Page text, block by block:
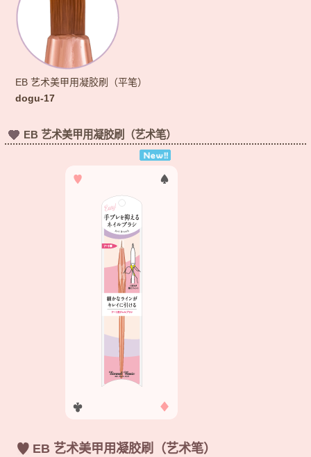
EB 艺术美甲用凝胶刷（平笔）
dogu-17
EB 艺术美甲用凝胶刷（艺术笔）
EB 艺术美甲用凝胶刷（艺术笔）